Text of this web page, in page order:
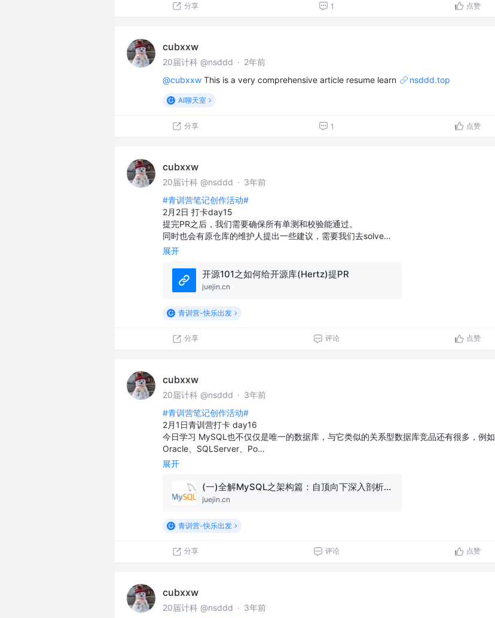
分享 1 点赞
cubxxw
20届计科 @nsddd · 2年前
@cubxxw This is a very comprehensive article resume learn nsddd.top
AI聊天室
分享 1 点赞
cubxxw
20届计科 @nsddd · 3年前
#青训营笔记创作活动#
2月2日 打卡day15
提完PR之后，我们需要确保所有单测和校验能通过。
同时也会有原仓库的维护人提出一些建议，需要我们去solve…
展开
开源101之如何给开源库(Hertz)提PR
juejin.cn
青训营-快乐出发
分享 评论 点赞
cubxxw
20届计科 @nsddd · 3年前
#青训营笔记创作活动#
2月1日青训营打卡 day16
今日学习 MySQL也不仅仅是唯一的数据库，与它类似的关系型数据库竞品还有很多，例如
Oracle、SQLServer、Po…
展开
(一)全解MySQL之架构篇：自顶向下深入剖析MySQL整体架构！
juejin.cn
青训营-快乐出发
分享 评论 点赞
cubxxw
20届计科 @nsddd · 3年前